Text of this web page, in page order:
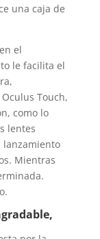
una caja de
el
le facilita el
Touch,
como lo
lentes
lanzamiento
Mientras